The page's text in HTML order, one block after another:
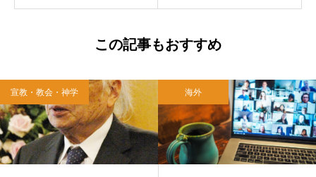
この記事もおすすめ
宣教・教会・神学 海外